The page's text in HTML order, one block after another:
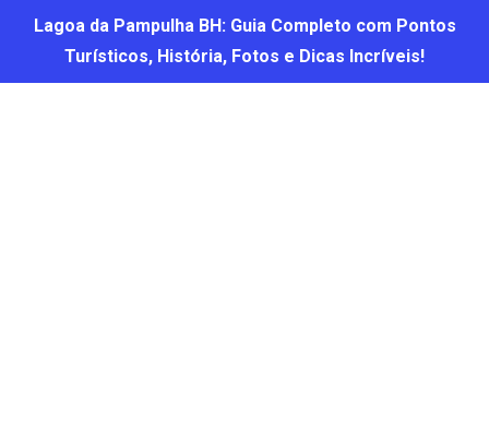
Lagoa da Pampulha BH: Guia Completo com Pontos
Turísticos, História, Fotos e Dicas Incríveis!